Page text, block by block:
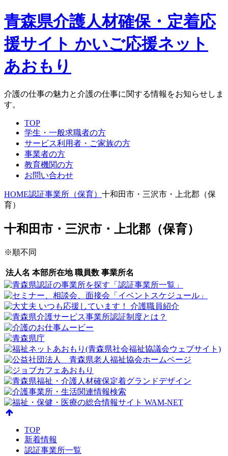
青森県介護人材確保・定着応
援サイト かいご応援ネット
あおもり
介護の仕事の魅力と介護の仕事に関する情報をお知らせしま
す。
TOP
学生・一般求職者の方
サービス利用者・ご家族の方
事業者の方
教育機関の方
お問い合わせ
HOME認証事業所（保育） 十和田市・三沢市・上北郡（保
育）
十和田市・三沢市・上北郡（保育）
※順不同
法人名 本部所在地 職員数 事業所名
TOP
新着情報
認証事業所一覧